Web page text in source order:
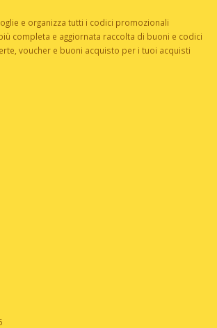
e organizza tutti i codici promozionali
completa e aggiornata raccolta di buoni e codici
voucher e buoni acquisto per i tuoi acquisti